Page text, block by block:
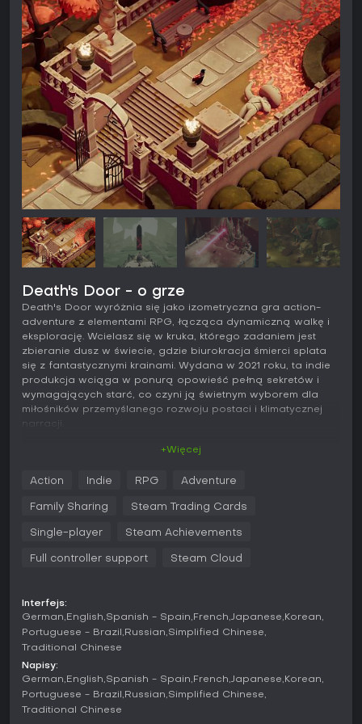
Death's Door - o grze
Death's Door wyróżnia się jako izometryczna gra action-
adventure z elementami RPG, łącząca dynamiczną walkę i
eksplorację. Wcielasz się w kruka, którego zadaniem jest
zbieranie dusz w świecie, gdzie biurokracja śmierci splata
się z fantastycznymi krainami. Wydana w 2021 roku, ta indie
produkcja wciąga w ponurą opowieść pełną sekretów i
wymagających starć, co czyni ją świetnym wyborem dla
miłośników przemyślanego rozwoju postaci i klimatycznej
narracji.
idealnego timingu. Stawiasz czoła różnorodnym bestiom i
ale zwycięstwa odblokowują ulepszenia wzmacniające
statystyk i opanowywanie umiejętności, idealnie
Eksploracja odgrywa kluczową rolę: przemierzasz
połączone lokacje za tajemniczymi drzwiami, odkrywając
ukryte ścieżki i przedmioty ułatwiające postępy. Główna
pętla rozgrywki to potyczki z wrogami, rozwiązywanie
zagadek środowiskowych i zbieranie dusz do power-upów,
przy okazji składanie w całość wielkiej tajemnicy. Walka jest
responsywna, a każda broń i zaklęcie daje unikalne
+Więcej
Action Indie RPG Adventure
Family Sharing Steam Trading Cards
Single-player Steam Achievements
Full controller support Steam Cloud
Interfejs:
German English Spanish - Spain French Japanese Korean
Portuguese - Brazil
Russian Simplified Chinese
Traditional Chinese
Napisy:
German English Spanish - Spain French Japanese Korean
Portuguese - Brazil
Russian Simplified Chinese
Traditional Chinese